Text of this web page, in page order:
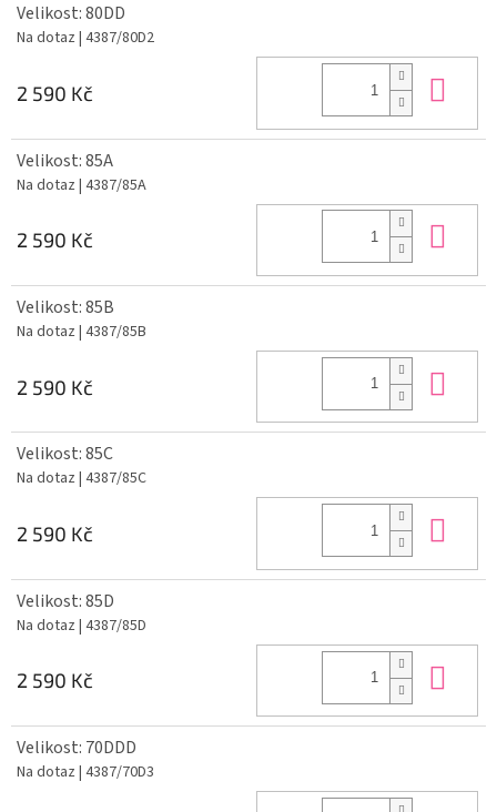
Velikost: 80DD
Na dotaz | 4387/80D2
2 590 Kč
Velikost: 85A
Na dotaz | 4387/85A
2 590 Kč
Velikost: 85B
Na dotaz | 4387/85B
2 590 Kč
Velikost: 85C
Na dotaz | 4387/85C
2 590 Kč
Velikost: 85D
Na dotaz | 4387/85D
2 590 Kč
Velikost: 70DDD
Na dotaz | 4387/70D3